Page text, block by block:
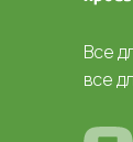
Все
все